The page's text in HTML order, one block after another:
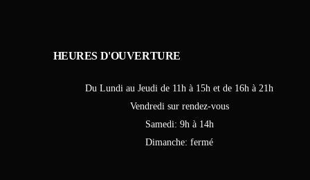
HEURES D'OUVERTURE
Du Lundi au Jeudi de 11h à 15h et de 16h à 21h
Vendredi sur rendez-vous
Samedi: 9h à 14h
Dimanche: fermé